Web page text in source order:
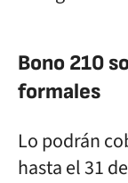
Bono 210
formales
Lo podrán
hasta el 31